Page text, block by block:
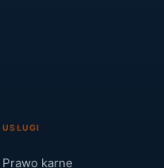
USŁUGI
Prawo karne